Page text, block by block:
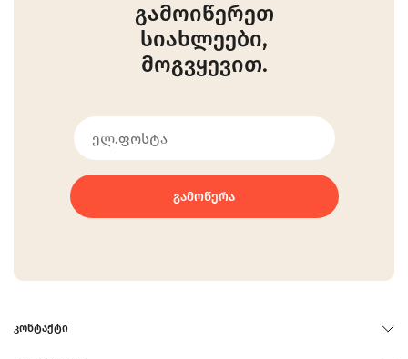
გამოიწერეთ
სიახლეები,
მოგვყევით.
ᲒᲐᲛᲝᲬᲔᲠᲐ
ᲙᲝᲜᲢᲐᲥᲢᲘ